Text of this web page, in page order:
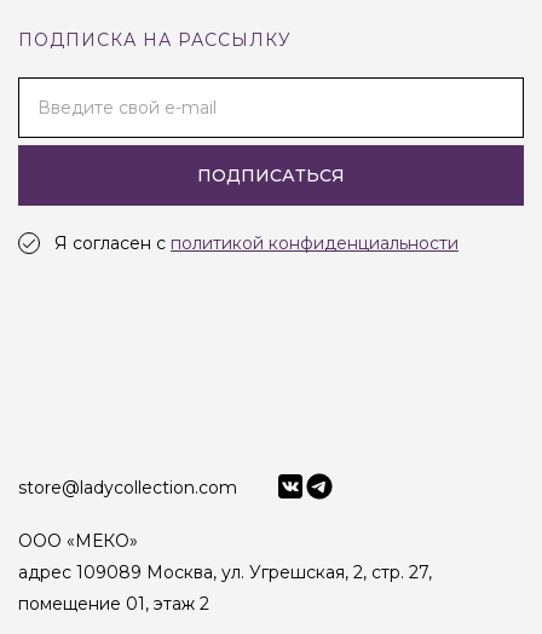
ПОДПИСКА НА РАССЫЛКУ
Введите свой e-mail
ПОДПИСАТЬСЯ
Я согласен с политикой конфиденциальности
store@ladycollection.com
ООО «МЕКО»
адрес 109089 Москва, ул. Угрешская, 2, стр. 27,
помещение 01, этаж 2